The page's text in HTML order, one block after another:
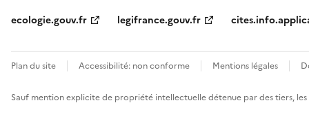
ecologie.gouv.fr
legifrance.gouv.fr
Plan du site Accessibilité: non conforme Mentions légales
Sauf mention explicite de propriété intellectuelle détenue par des tiers,